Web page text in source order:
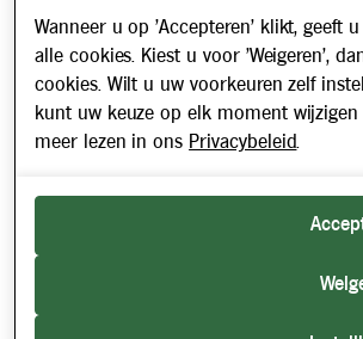
Wanneer u op 'Accepteren' klikt, geeft
alle cookies. Kiest u voor 'Weigeren',
cookies. Wilt u uw voorkeuren zelf
kunt uw keuze op elk moment
meer lezen in ons Privacybeleid.